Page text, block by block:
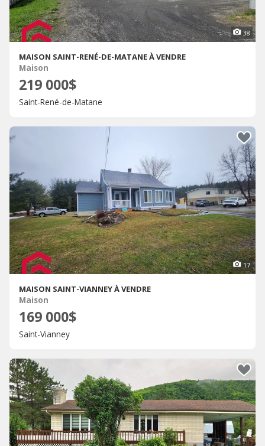
38
MAISON SAINT-RENÉ-DE-MATANE À VENDRE
Maison
219 000$
Saint-René-de-Matane
17
MAISON SAINT-VIANNEY À VENDRE
Maison
169 000$
Saint-Vianney